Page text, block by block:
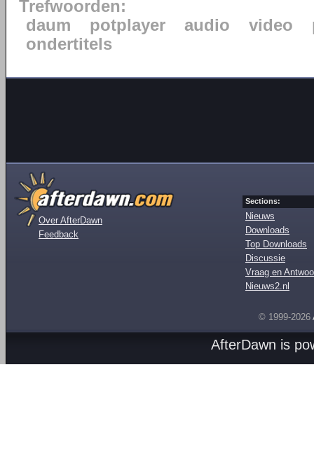
Trefwoorden:
daum
potplayer audio video
ondertitels
Over AfterDawn
Feedback
Sections:
Nieuws
Downloads
Top Downloads
Discussie
Vraag en
Nieuws2.nl
© 1999-2026
AfterDawn is